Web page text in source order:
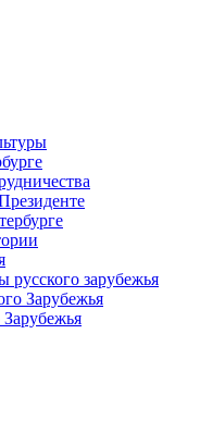
зарубежья
Зарубежья